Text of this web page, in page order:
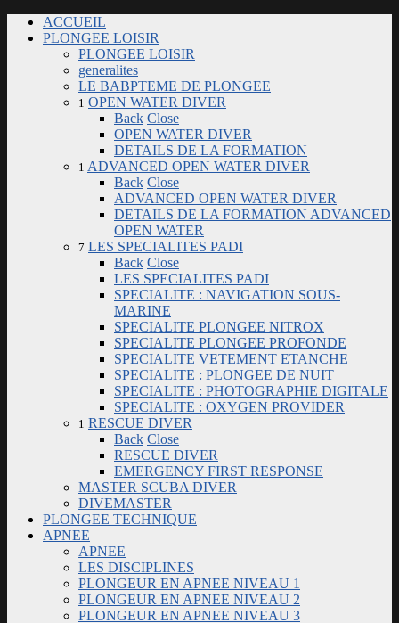
ACCUEIL
PLONGEE LOISIR
PLONGEE LOISIR
generalites
LE BABPTEME DE PLONGEE
1 OPEN WATER DIVER
Back Close
OPEN WATER DIVER
DETAILS DE LA FORMATION
1 ADVANCED OPEN WATER DIVER
Back Close
ADVANCED OPEN WATER DIVER
DETAILS DE LA FORMATION ADVANCED
OPEN WATER
7 LES SPECIALITES PADI
Back Close
LES SPECIALITES PADI
SPECIALITE : NAVIGATION SOUS-
MARINE
SPECIALITE PLONGEE NITROX
SPECIALITE PLONGEE PROFONDE
SPECIALITE VETEMENT ETANCHE
SPECIALITE : PLONGEE DE NUIT
SPECIALITE : PHOTOGRAPHIE DIGITALE
SPECIALITE : OXYGEN PROVIDER
1 RESCUE DIVER
Back Close
RESCUE DIVER
EMERGENCY FIRST RESPONSE
MASTER SCUBA DIVER
DIVEMASTER
PLONGEE TECHNIQUE
APNEE
APNEE
LES DISCIPLINES
PLONGEUR EN APNEE NIVEAU 1
PLONGEUR EN APNEE NIVEAU 2
PLONGEUR EN APNEE NIVEAU 3